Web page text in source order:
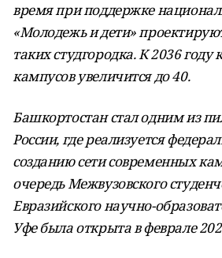
время при поддержке
«Молодежь и дети»
таких студгородка. К 2036 году
кампусов увеличится до 40.
Башкортостан стал одним из
России, где реализуется
созданию сети современных
очередь Межвузовского
Евразийского научно-
Уфе была открыта в феврале